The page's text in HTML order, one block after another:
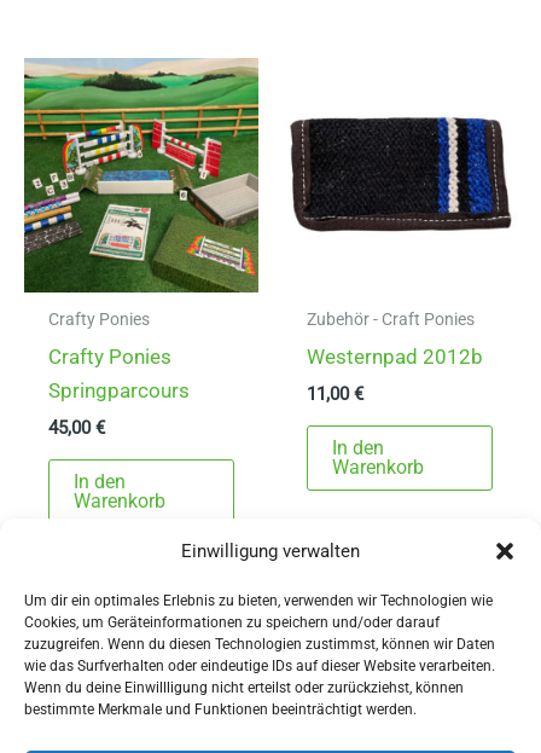
Einwilligung verwalten
Um dir ein optimales Erlebnis zu bieten, verwenden wir Technologien wie
Cookies, um Geräteinformationen zu speichern und/oder darauf
zuzugreifen. Wenn du diesen Technologien zustimmst, können wir Daten
wie das Surfverhalten oder eindeutige IDs auf dieser Website verarbeiten.
Wenn du deine Einwillligung nicht erteilst oder zurückziehst, können
bestimmte Merkmale und Funktionen beeinträchtigt werden.
Die
auf
Crafty Ponies
Crafty Ponies
Springparcours
45,00€
In den
Warenkorb
Zubehör - Craft Ponies
Westernpad 2012b
11,00€
In den
Warenkorb
AGBs